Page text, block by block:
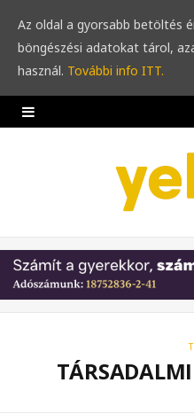
TÁRSADALMI
Az oldal a gyorsabb betöltés
böngészési adatokat tárol,
használ. További info ITT.